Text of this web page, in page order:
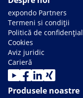
expondo Partners
Termeni si condiții
Politică de
Cookies
Aviz juridic
Carieră
Produsele noastre